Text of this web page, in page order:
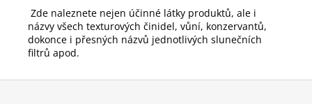
Zde naleznete nejen účinné látky produktů, ale i
názvy všech texturových činidel, vůní, konzervantů,
dokonce i přesných názvů jednotlivých slunečních
filtrů apod.
Z